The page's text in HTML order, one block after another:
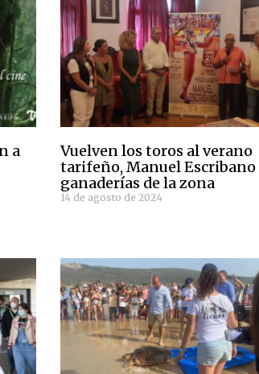
a
Vuelven los toros al verano
tarifeño, Manuel Escribano
ganaderías de la zona
14 de agosto de 2024